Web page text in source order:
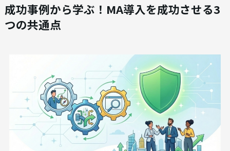
成功事例から学ぶ！MA導入を成功させる3
つの共通点